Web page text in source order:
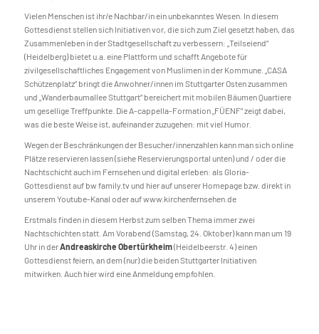
Vielen Menschen ist ihr/e Nachbar/in ein unbekanntes Wesen. In diesem
Gottesdienst stellen sich Initiativen vor, die sich zum Ziel gesetzt haben, das
Zusammenleben in der Stadtgesellschaft zu verbessern: „Teilseiend“
(Heidelberg) bietet u.a. eine Plattform und schafft Angebote für
zivilgesellschaftliches Engagement von Muslimen in der Kommune. „CASA
Schützenplatz“ bringt die Anwohner/innen im Stuttgarter Osten zusammen
und „Wanderbaumallee Stuttgart“ bereichert mit mobilen Bäumen Quartiere
um gesellige Treffpunkte. Die A-cappella-Formation „FÜENF“ zeigt dabei,
was die beste Weise ist, aufeinander zuzugehen: mit viel Humor.
Wegen der Beschränkungen der Besucher/innenzahlen kann man sich online
Plätze reservieren lassen (siehe Reservierungsportal unten) und / oder die
Nachtschicht auch im Fernsehen und digital erleben: als Gloria-
Gottesdienst auf bw family.tv und hier auf unserer Homepage bzw. direkt in
unserem Youtube-Kanal oder auf www.kirchenfernsehen.de
Erstmals finden in diesem Herbst zum selben Thema immer zwei
Nachtschichten statt. Am Vorabend (Samstag, 24. Oktober) kann man um 19
Uhr in derAndreaskirche Obertürkheim(Heidelbeerstr. 4) einen
Gottesdienst feiern, an dem (nur) die beiden Stuttgarter Initiativen
mitwirken. Auch hier wird eine Anmeldung empfohlen.